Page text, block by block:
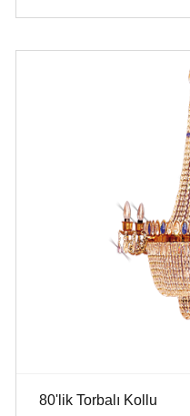
80'lik Torbalı Kollu